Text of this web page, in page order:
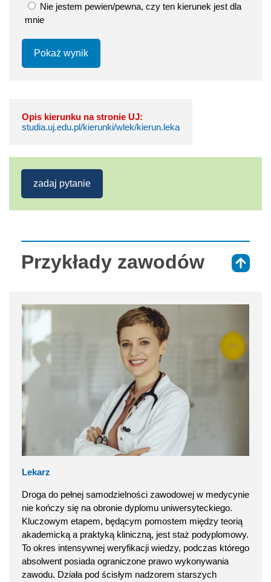
Nie jestem pewien/pewna, czy ten kierunek jest dla
mnie
Pokaż wynik
Opis kierunku na stronie UJ:
studia.uj.edu.pl/kierunki/wlek/kierun.leka
zadaj pytanie
Przykłady zawodów
Lekarz
Droga do pełnej samodzielności zawodowej w medycynie
nie kończy się na obronie dyplomu uniwersyteckiego.
Kluczowym etapem, będącym pomostem między teorią
akademicką a praktyką kliniczną, jest staż podyplomowy.
To okres intensywnej weryfikacji wiedzy, podczas którego
absolwent posiada ograniczone prawo wykonywania
zawodu. Działa pod ścisłym nadzorem starszych